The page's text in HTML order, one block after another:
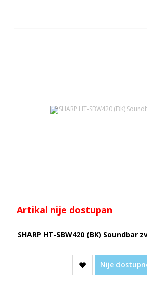
Artikal nije dostupan
SHARP HT-SBW420 (BK) Soundbar
Nije